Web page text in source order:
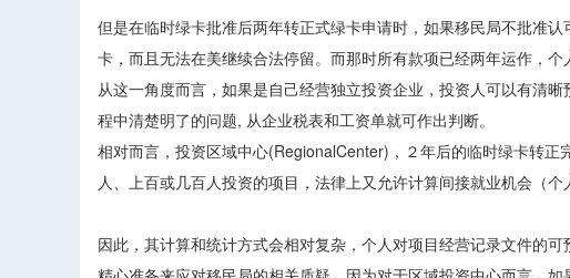
但是在临时绿卡批准后两年转正式绿卡申请时，如果移民局不批准
卡，而且无法在美继续合法停留。而那时所有款项已经两年运作，
从这一角度而言，如果是自己经营独立投资企业，投资人可以有清
程中清楚明了的问题, 从企业税表和工资单就可作出判断。
相对而言，投资区域中心(RegionalCenter)，２年后的临时绿卡转
人、上百或几百人投资的项目，法律上又允许计算间接就业机会（个
因此，其计算和统计方式会相对复杂，个人对项目经营记录文件的